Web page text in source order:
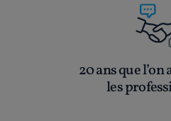
20 ans que
les